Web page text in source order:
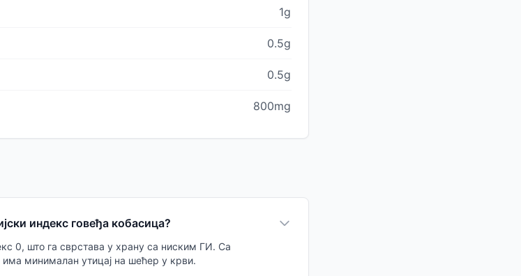
1g
0.5g
0.5g
800mg
индекс говеђа кобасица?
0, што га сврстава у храну са ниским ГИ. Са
минималан утицај на шећер у крви.